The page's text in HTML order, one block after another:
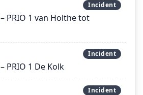
Incident
PRIO 1 van Holthe tot
Incident
PRIO 1 De Kolk
Incident